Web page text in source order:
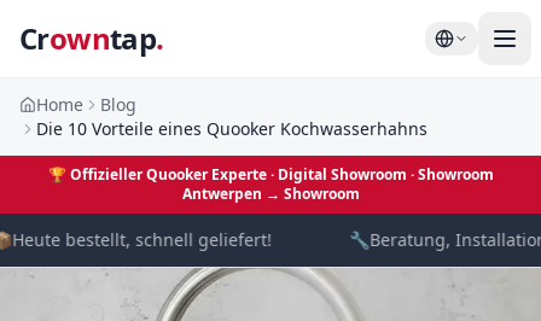
Crowntap.
Home
Blog
Die 10 Vorteile eines Quooker Kochwasserhahns
🏆 Offizieller Quooker Experte · Digital Showroom · Showroom
Antwerpen → Showroom
Heute bestellt, schnell geliefert! 🔧Beratung,